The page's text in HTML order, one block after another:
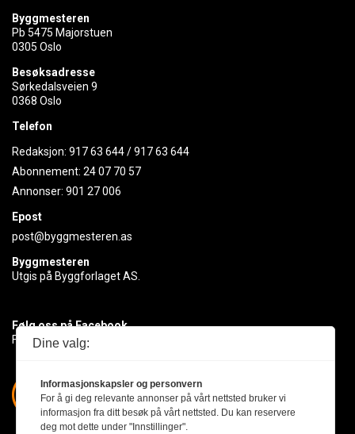
Byggmesteren
Pb 5475 Majorstuen
0305 Oslo
Besøksadresse
Sørkedalsveien 9
0368 Oslo
Telefon
Redaksjon: 917 63 644/917 63 644
Abonnement: 24 07 70 57
Annonser: 901 27 006
Epost
post@byggmesteren.as
Byggmesteren
Utgis på Byggforlaget AS.
Følg oss på Facebook
Få med deg det siste innen byggebransjen
Dine valg:
Informasjonskapsler og personvern
For å gi deg relevante annonser på vårt nettsted bruker vi
informasjon fra ditt besøk på vårt nettsted. Du kan reservere
deg mot dette under "Innstillinger".